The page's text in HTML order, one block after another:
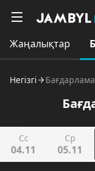
Жаңалықтар
Негізгі
Сс
04.11
Ср
05.11